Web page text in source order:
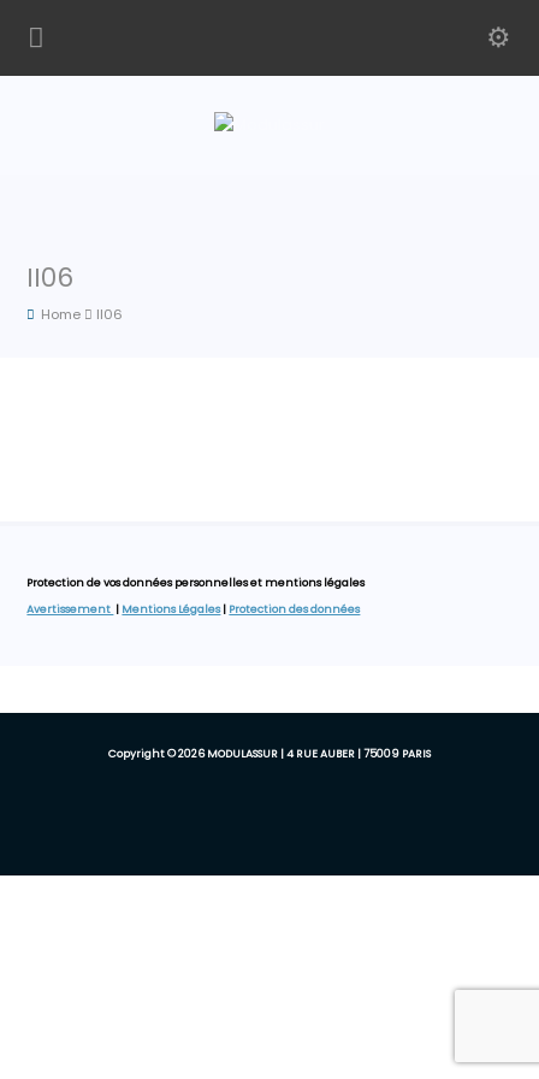
II06
Home II06
Protection de vos données personnelles et mentions légales
Avertissement | Mentions Légales| Protection des données
Copyright © 2026 MODULASSUR | 4 RUE AUBER | 75009 PARIS